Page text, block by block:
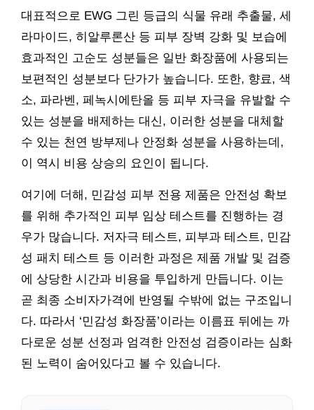
대표적으로 EWG 그린 등급의 식물 유래 추출물, 세
라마이드, 히알루론산 등 피부 장벽 강화 및 보습에
효과적인 고순도 성분들은 일반 화장품에 사용되는
보편적인 성분보다 단가가 높습니다. 또한, 향료, 색
소, 파라벤, 페녹시에탄올 등 피부 자극을 유발할 수
있는 성분을 배제하는 대신, 이러한 성분을 대체할
수 있는 천연 방부제나 안정화 성분을 사용하는데,
이 역시 비용 상승의 요인이 됩니다.
여기에 더해, 민감성 피부 전용 제품은 안전성 확보
를 위해 추가적인 피부 임상 테스트를 진행하는 경
우가 많습니다. 저자극 테스트, 피부과 테스트, 민감
성 패치 테스트 등 이러한 과정은 제품 개발 및 검증
에 상당한 시간과 비용을 투입하게 만듭니다. 이는
곧 최종 소비자가격에 반영될 수밖에 없는 구조입니
다. 따라서 ‘민감성 화장품’이라는 이름표 뒤에는 까
다로운 성분 선정과 엄격한 안전성 검증이라는 심화
된 노력이 숨어있다고 볼 수 있습니다.